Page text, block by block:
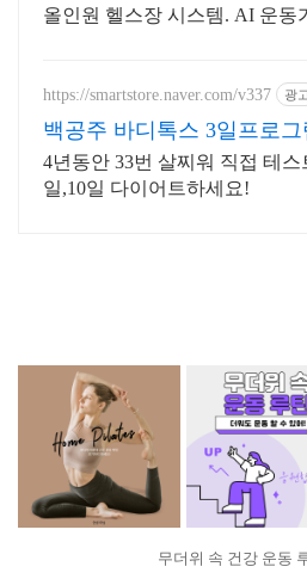
올인원 헬스장 시스템. AI 운동
https://smartstore.naver.com/v337 광
백공주 바디톡스 3일프로그
4년동안 33번 살찌워 직접 테
일,10일 다이어트하세요!
무더위 속 건강 운동